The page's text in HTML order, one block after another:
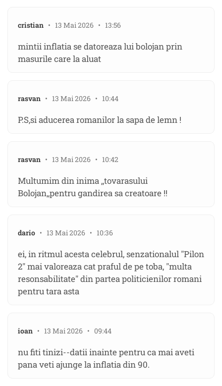
cristian • 13 Mai 2026 • 13:56
mintii inflatia se datoreaza lui bolojan prin
masurile care la aluat
rasvan • 13 Mai 2026 • 10:44
P.S,si aducerea romanilor la sapa de lemn !
rasvan • 13 Mai 2026 • 10:42
Multumim din inima ,,tovarasului
Bolojan,,pentru gandirea sa creatoare !!
dario • 13 Mai 2026 • 10:36
ei, in ritmul acesta celebrul, senzationalul "Pilon
2" mai valoreaza cat praful de pe toba, "multa
resonsabilitate" din partea politicienilor romani
pentru tara asta
ioan • 13 Mai 2026 • 09:44
nu fiti tinizi--datii inainte pentru ca mai aveti
pana veti ajunge la inflatia din 90.